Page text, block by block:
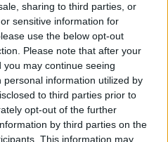
sharing to third parties, or
sensitive information for
use the below opt-out
Please note that after your
may continue seeing
information utilized by
to third parties prior to
opt-out of the further
by third parties on the
This information may